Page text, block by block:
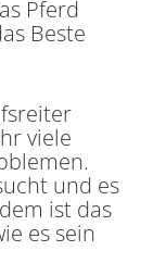
Pferd
Beste
viele
und es
ist das
es sein